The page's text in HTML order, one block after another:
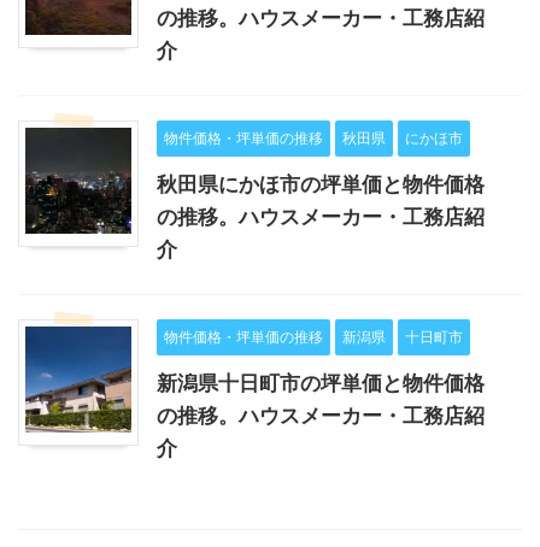
の推移。ハウスメーカー・工務店紹
介
物件価格・坪単価の推移 秋田県 にかほ市
秋田県にかほ市の坪単価と物件価格
の推移。ハウスメーカー・工務店紹
介
物件価格・坪単価の推移 新潟県 十日町市
新潟県十日町市の坪単価と物件価格
の推移。ハウスメーカー・工務店紹
介